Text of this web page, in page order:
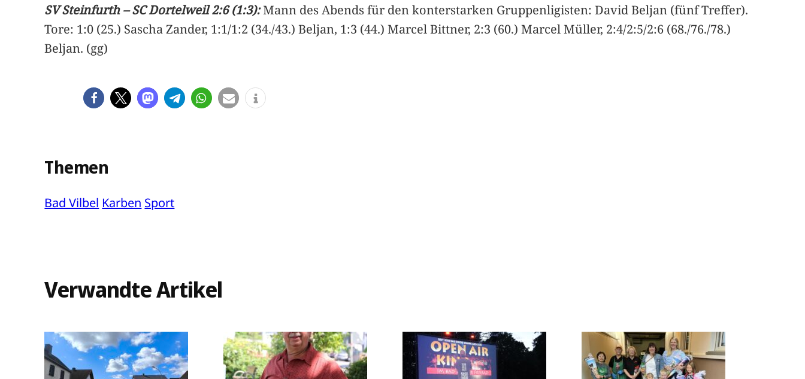
SV Steinfurth – SC Dortelweil 2:6 (1:3):Mann des Abends für den konterstarken Gruppenligisten: David Beljan (fünf Treffer).
Tore: 1:0 (25.) Sascha Zander, 1:1/1:2 (34./43.) Beljan, 1:3 (44.) Marcel Bittner, 2:3 (60.) Marcel Müller, 2:4/2:5/2:6 (68./76./78.)
Beljan. (gg)
Themen
Bad Vilbel Karben Sport
Verwandte Artikel